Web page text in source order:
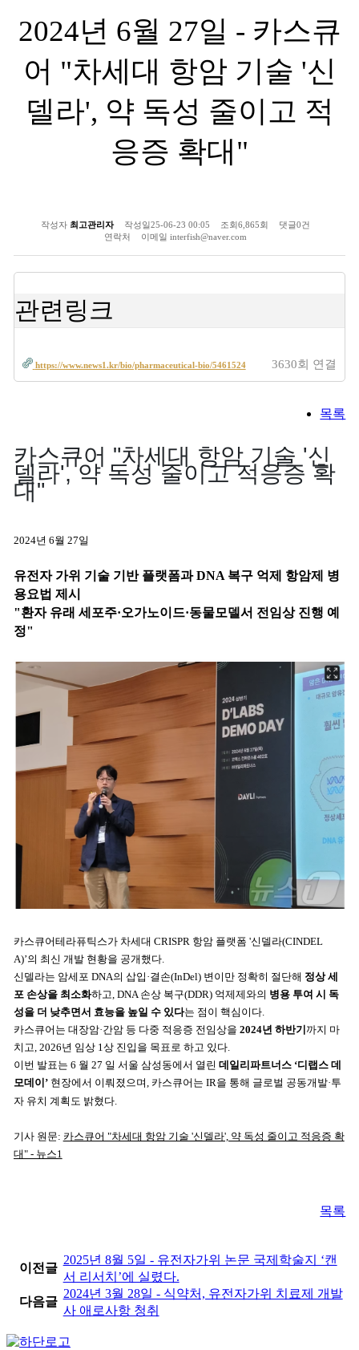
2024년 6월 27일 - 카스큐
어 "차세대 항암 기술 '신
델라', 약 독성 줄이고 적
응증 확대"
작성자 최고관리자 작성일25-06-23 00:05 조회 6,865회 댓글0건
연락처
이메일 interfish@naver.com
관련링크
https://www.news1.kr/bio/pharmaceutical-bio/5461524 3630회 연결
목록
카스큐어 "차세대 항암 기술 '신
델라', 약 독성 줄이고 적응증 확
대"
2024년 6월 27일 ​
유전자 가위 기술 기반 플랫폼과 DNA 복구 억제 항암제 병
용요법 제시
"환자 유래 세포주·오가노이드·동물모델서 전임상 진행 예
정"
카스큐어테라퓨틱스가 차세대 CRISPR 항암 플랫폼 '신델라(CINDEL
A)’의 최신 개발 현황을 공개했다.
신델라는 암세포 DNA의 삽입·결손(InDel) 변이만 정확히 절단해 정상 세
포 손상을 최소화하고, DNA 손상 복구(DDR) 억제제와의 병용 투여 시 독
성을 더 낮추면서 효능을 높일 수 있다는 점이 핵심이다.
카스큐어는 대장암·간암 등 다중 적응증 전임상을 2024년 하반기 까지 마
치고, 2026년 임상 1상 진입을 목표로 하고 있다.
이번 발표는 6 월 27 일 서울 삼성동에서 열린 데일리파트너스 ‘디랩스 데
모데이’현장에서 이뤄졌으며, 카스큐어는 IR을 통해 글로벌 공동개발·투
자 유치 계획도 밝혔다.
기사 원문: 카스큐어 "차세대 항암 기술 '신델라', 약 독성 줄이고 적응증 확
대" - 뉴스1
목록
이전글
2025년 8월 5일 - 유전자가위 논문 국제학술지 ‘캔
서 리서치’에 실렸다.
다음글
2024년 3월 28일 - 식약처, 유전자가위 치료제 개발
사 애로사항 청취